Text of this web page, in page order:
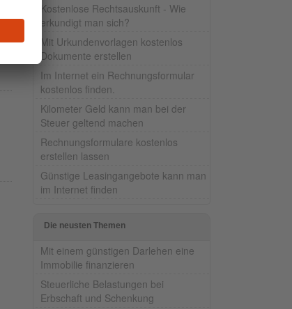
Kostenlose Rechtsauskunft - Wie
erkundigt man sich?
Mit Urkundenvorlagen kostenlos
Dokumente erstellen
Im Internet ein Rechnungsformular
kostenlos finden.
Kilometer Geld kann man bei der
Steuer geltend machen
Rechnungsformulare kostenlos
erstellen lassen
Günstige Leasingangebote kann man
im Internet finden
Die neusten Themen
Mit einem günstigen Darlehen eine
Immobilie finanzieren
Steuerliche Belastungen bei
Erbschaft und Schenkung